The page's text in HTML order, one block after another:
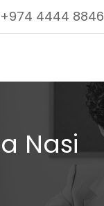
+974 4444 8846
Nasi